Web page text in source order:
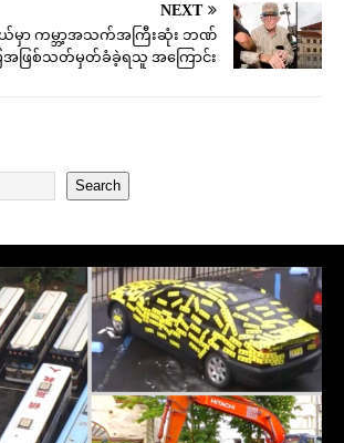
NEXT
မှာ ကမ္ဘာ့အသက်အကြီးဆုံး ဘဏ်
ြအဖြစ်သတ်မှတ်ခံခဲ့ရသူ အကြောင်း
Search